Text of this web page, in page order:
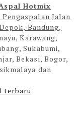
Hotmix
Jalan
Bandung,
Karawang,
Sukabumi,
Bekasi, Bogor,
dan
terbaru